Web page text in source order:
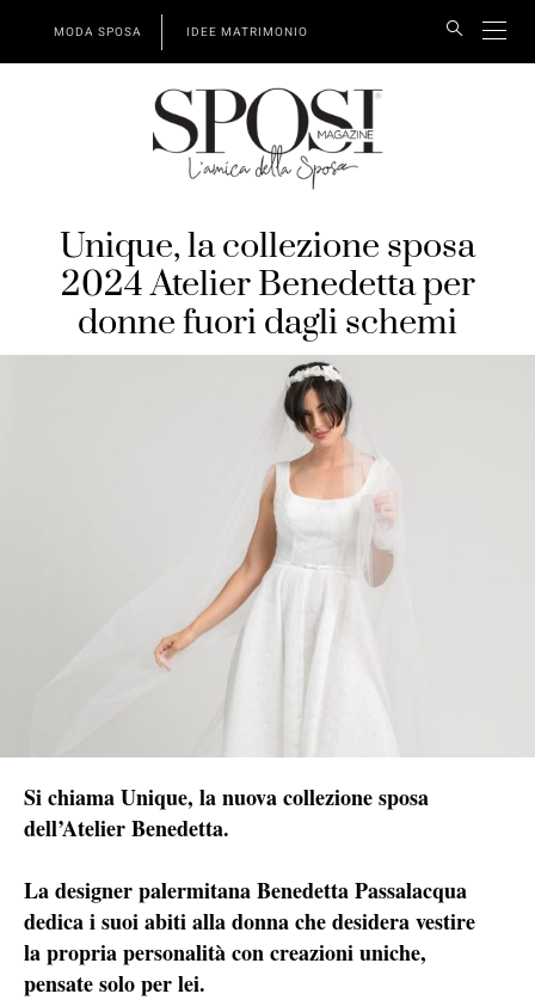
MODA SPOSA IDEE MATRIMONIO
Unique, la collezione sposa
2024 Atelier Benedetta per
donne fuori dagli schemi
Si chiama Unique, la nuova collezione sposa
dell’Atelier Benedetta.
La designer palermitana Benedetta Passalacqua
dedica i suoi abiti alla donna che desidera vestire
la propria personalità con creazioni uniche,
pensate solo per lei.